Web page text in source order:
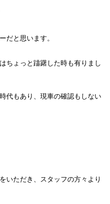
だと思います。
ちょっと躊躇した時も有りまし
代もあり、現車の確認もしない
いただき、スタッフの方々より